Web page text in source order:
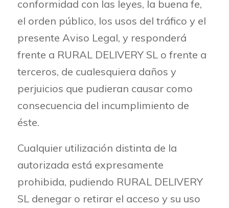
conformidad con las leyes, la buena fe,
el orden público, los usos del tráfico y el
presente Aviso Legal, y responderá
frente a RURAL DELIVERY SL o frente a
terceros, de cualesquiera daños y
perjuicios que pudieran causar como
consecuencia del incumplimiento de
éste.
Cualquier utilización distinta de la
autorizada está expresamente
prohibida, pudiendo RURAL DELIVERY
SL denegar o retirar el acceso y su uso